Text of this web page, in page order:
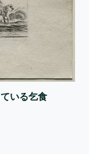
いる乞食